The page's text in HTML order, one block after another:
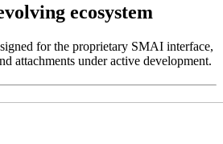
ecosystem
for the proprietary SMAI interface,
attachments under active development.